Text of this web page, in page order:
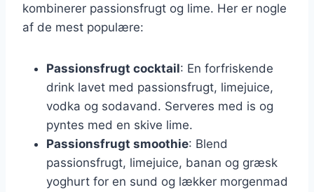
kombinerer passionsfrugt og lime. Her er nogle
af de mest populære:
Passionsfrugt cocktail: En forfriskende
drink lavet med passionsfrugt, limejuice,
vodka og sodavand. Serveres med is og
pyntes med en skive lime.
Passionsfrugt smoothie: Blend
passionsfrugt, limejuice, banan og græsk
yoghurt for en sund og lækker morgenmad